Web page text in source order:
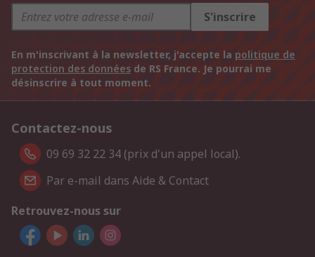
S'inscrire
En m'inscrivant à la newsletter, j'accepte la politique de
protection des données de RS France. Je pourrai me
désinscrire à tout moment.
Contactez-nous
09 69 32 22 34 (prix d'un appel local).
Par e-mail dans Aide & Contact
Retrouvez-nous sur